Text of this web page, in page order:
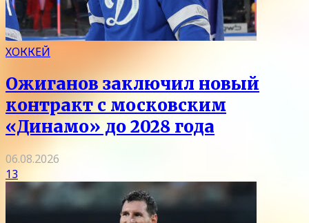
ХОККЕЙ
Ожиганов заключил новый
контракт с московским
«Динамо» до 2028 года
06.08.2026
13